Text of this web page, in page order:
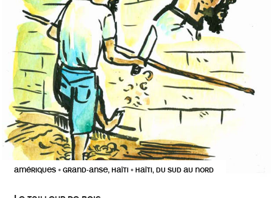
AMÉRIQUES • GRAND-ANSE, HAÏTI • HAÏTI, DU SUD AU NORD